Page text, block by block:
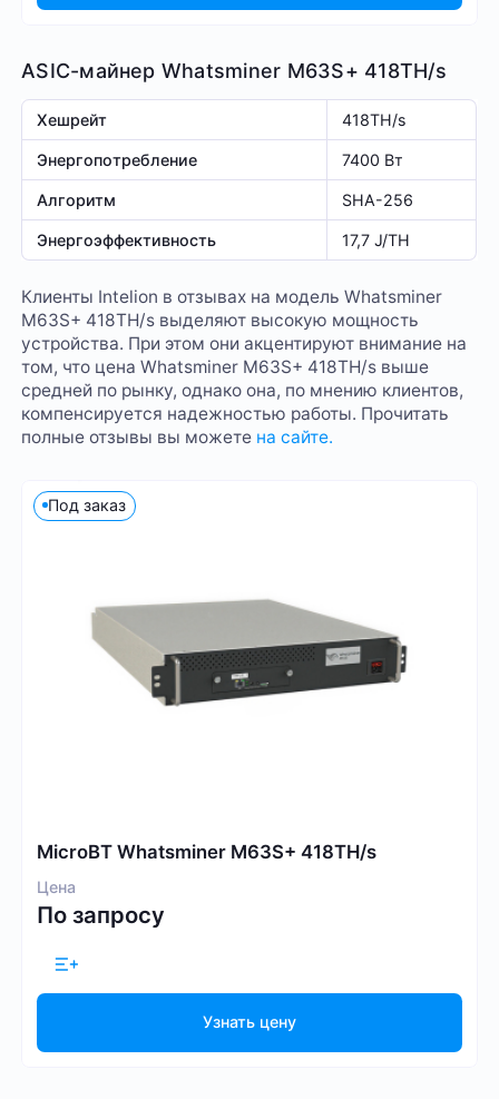
ASIC-майнер Whatsminer M63S+ 418TH/s
Хешрейт 418TH/s
Энергопотребление 7400 Вт
Алгоритм SHA-256
Энергоэффективность 17,7 J/TH
Клиенты Intelion в отзывах на модель Whatsminer
M63S+ 418TH/s выделяют высокую мощность
устройства. При этом они акцентируют внимание на
том, что цена Whatsminer M63S+ 418TH/s выше
средней по рынку, однако она, по мнению клиентов,
компенсируется надежностью работы. Прочитать
полные отзывы вы можете на сайте.
Под заказ
MicroBT Whatsminer M63S+ 418TH/s
Цена
По запросу
Узнать цену